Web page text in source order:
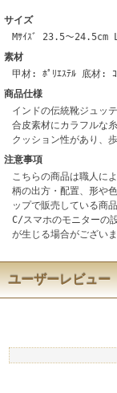
サイズ
Mｻｲｽﾞ 23.5～24.5cm
素材
甲材: ﾎﾟﾘｴｽﾃﾙ 底材: ｺ
商品仕様
インドの伝統靴ジュッ
合皮素材にカラフルな
クッション性があり、
注意事項
こちらの商品は職人に
柄の出方・配置、形や
ップで販売している商
C/スマホのモニターの
が生じる場合がございま
ユーザーレビュー